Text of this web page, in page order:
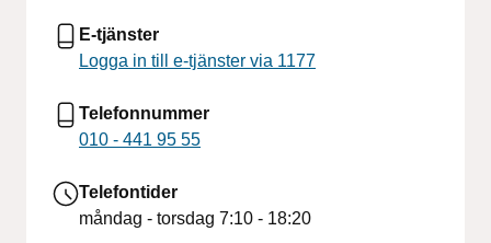
E-tjänster
Logga in till e-tjänster via 1177
Telefonnummer
010 - 441 95 55
Telefontider
måndag - torsdag 7:10 - 18:20